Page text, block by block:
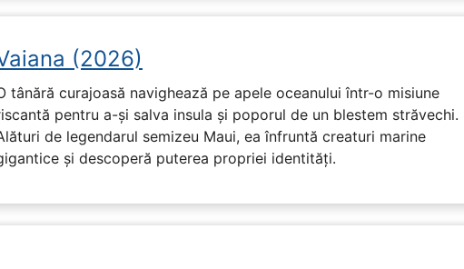
(2026)
tânără curajoasă navighează pe apele oceanului într-o misiune
pentru a-și salva insula și poporul de un blestem străvechi.
de legendarul semizeu Maui, ea înfruntă creaturi marine
și descoperă puterea propriei identități.